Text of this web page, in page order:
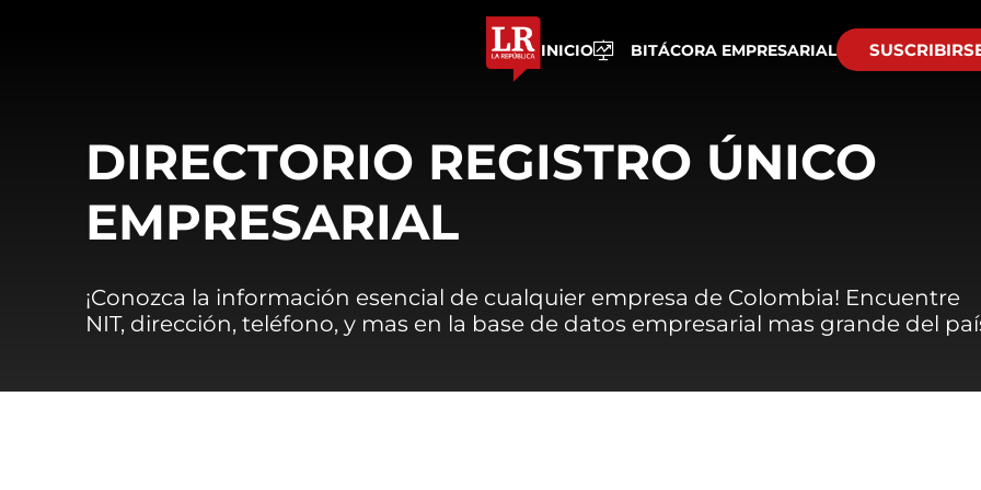
INICIO BITÁCORA EMPRESARIAL
DIRECTORIO REGISTRO ÚNICO
EMPRESARIAL
¡Conozca la información esencial de cualquier empresa de Colombia! Encuentre
NIT, dirección, teléfono, y mas en la base de datos empresarial mas grande del